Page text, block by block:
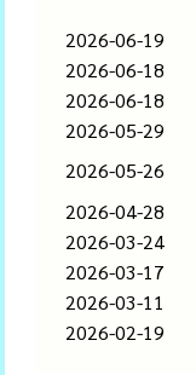
2026-06-19
2026-06-18
2026-06-18
2026-05-29
2026-05-26
2026-04-28
2026-03-24
2026-03-17
2026-03-11
2026-02-19